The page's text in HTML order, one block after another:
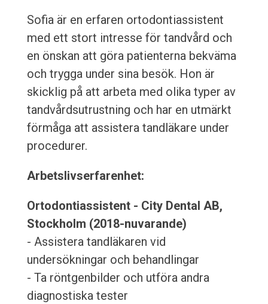
Sofia är en erfaren ortodontiassistent
med ett stort intresse för tandvård och
en önskan att göra patienterna bekväma
och trygga under sina besök. Hon är
skicklig på att arbeta med olika typer av
tandvårdsutrustning och har en utmärkt
förmåga att assistera tandläkare under
procedurer.
Arbetslivserfarenhet:
Ortodontiassistent - City Dental AB,
Stockholm (2018-nuvarande)
- Assistera tandläkaren vid
undersökningar och behandlingar
- Ta röntgenbilder och utföra andra
diagnostiska tester